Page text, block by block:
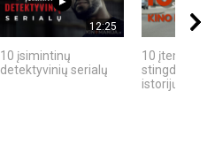
12:25
10 įsimintinų
detektyvinių serialų
10 įtemptų,
stingdančių
istorijų